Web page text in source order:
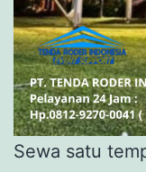
Sewa satu